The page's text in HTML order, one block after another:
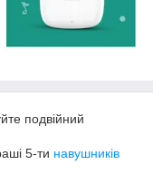
подвійний
5-ти навушників